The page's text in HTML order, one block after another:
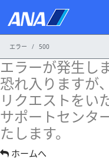
エラー 500
エラーが発生し
恐れ入りますが
リクエストをい
サポートセンタ
たします。
ホームへ